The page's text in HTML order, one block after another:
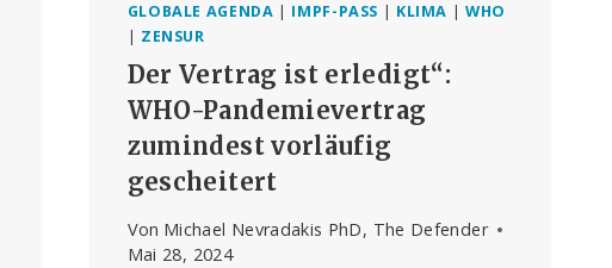
GLOBALE AGENDA | IMPF-PASS | KLIMA | WHO
| ZENSUR
Der Vertrag ist erledigt“:
WHO-Pandemievertrag
zumindest vorläufig
gescheitert
Von Michael Nevradakis PhD, The Defender
Mai 28, 2024